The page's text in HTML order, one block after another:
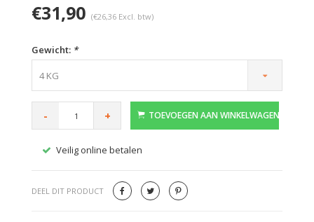
€31,90 (€26,36 Excl. btw)
Gewicht: *
4 KG
- + TOEVOEGEN AAN WINKELWAGEN
Veilig online betalen
DEEL DIT PRODUCT